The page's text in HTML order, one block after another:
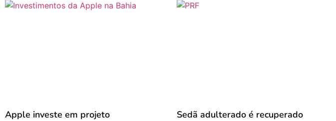
Apple investe em projeto
Sedã adulterado é recuperado